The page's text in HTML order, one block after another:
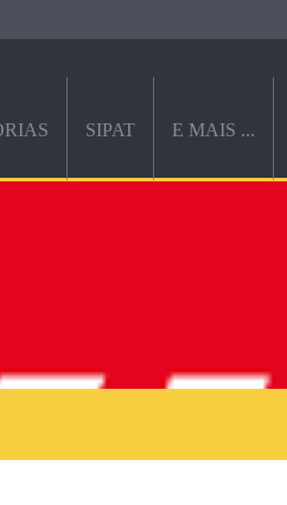
SIPAT E MAIS ...